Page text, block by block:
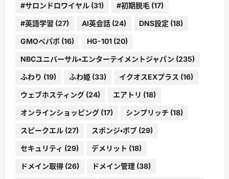
#サロンドロワイヤル (31) #初期脱毛 (17)
#英語学習 (27) AI英会話 (24) DNS設定 (18)
GMOペパボ (16) HG-101 (20)
NBCユニバーサル・エンターテイメントジャパン (235)
ふわり (19) ふわ姫 (33) イクオスEXプラス (16)
ウェブホスティング (24) エアトリ (18)
オンラインショッピング (17) シンプリッチ (18)
スピークエル (27) スポンジ・ボブ (29)
セキュリティ (29) デメリット (18)
ドメイン取得 (26) ドメイン管理 (38)